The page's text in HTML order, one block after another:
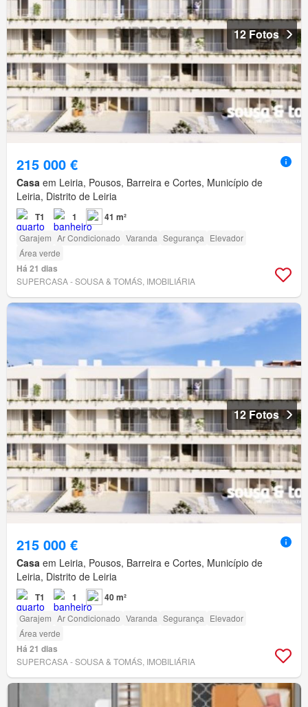
12 Fotos
215 000 €
Casa em Leiria, Pousos, Barreira e Cortes, Município de
Leiria, Distrito de Leiria
T1 1 41 m²
Garajem Ar Condicionado Varanda Segurança Elevador
Área verde
Há 21 dias
SUPERCASA - SOUSA & TOMÁS, IMOBILIÁRIA
12 Fotos
215 000 €
Casa em Leiria, Pousos, Barreira e Cortes, Município de
Leiria, Distrito de Leiria
T1 1 40 m²
Garajem Ar Condicionado Varanda Segurança Elevador
Área verde
Há 21 dias
SUPERCASA - SOUSA & TOMÁS, IMOBILIÁRIA